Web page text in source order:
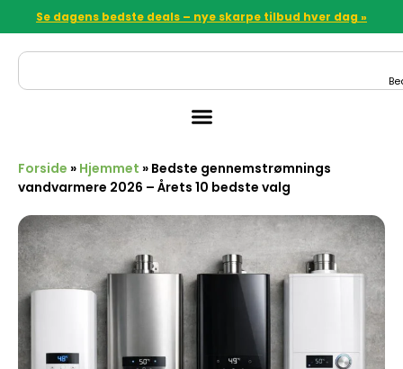
Se dagens bedste deals – nye skarpe tilbud hver dag »
Forside » Hjemmet » Bedste gennemstrømnings
vandvarmere 2026 – Årets 10 bedste valg